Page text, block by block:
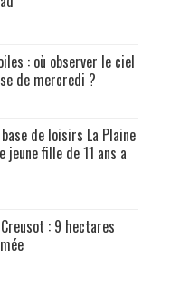
: où observer le ciel
de mercredi ?
de loisirs La Plaine
jeune fille de 11 ans a
: 9 hectares